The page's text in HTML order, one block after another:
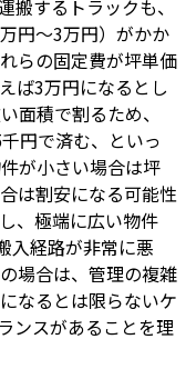
搬するトラックも、
円～3万円）がかか
らの固定費が坪単価
ば3万円になるとし
面積で割るため、
円で済む、といっ
が小さい場合は坪
は割安になる可能性
、極端に広い物件
入経路が非常に悪
場合は、管理の複雑
なるとは限らないケ
ンスがあることを理